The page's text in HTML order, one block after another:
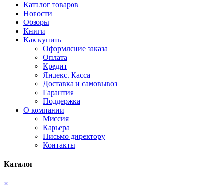
Каталог товаров
Новости
Обзоры
Книги
Как купить
Оформление заказа
Оплата
Кредит
Яндекс. Касса
Доставка и самовывоз
Гарантия
Поддержка
О компании
Миссия
Карьера
Письмо директору
Контакты
Каталог
×